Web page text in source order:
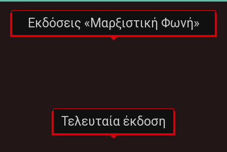
Εκδόσεις «Μαρξιστική Φωνή»
Τελευταία έκδοση